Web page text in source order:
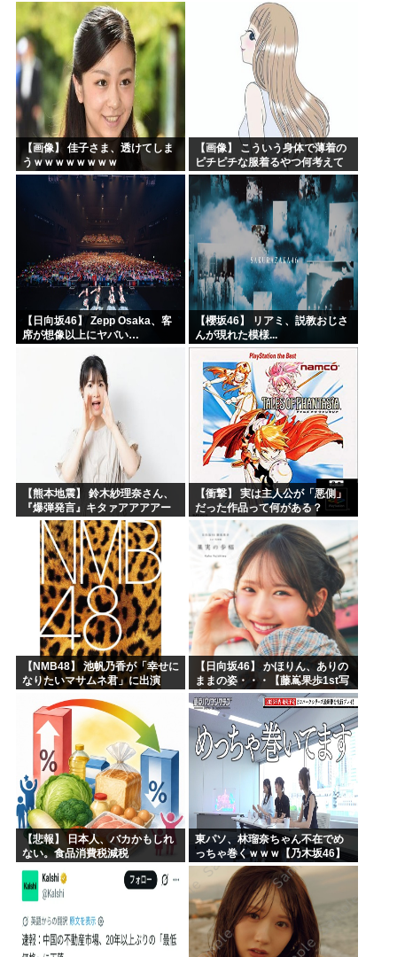
の収穫始まる。「米農家が生活
【画像】 佳子さま、透けてしま
うｗｗｗｗｗｗｗｗ
【画像】 こういう身体で薄着の
ピチピチな服着るやつ何考えて
るんだよ
【日向坂46】 Zepp Osaka、客
席が想像以上にヤバい…
【櫻坂46】 リアミ、説教おじさ
んが現れた模様...
【熊本地震】 鈴木紗理奈さん、
『爆弾発言』キタァアアアアー
ーーーーー！！
【衝撃】 実は主人公が「悪側」
だった作品って何がある？
【NMB48】 池帆乃香が「幸せに
なりたいマサムネ君」に出演
【日向坂46】 かほりん、ありの
ままの姿・・・【藤嶌果歩1st写
真集】
【悲報】 日本人、バカかもしれ
ない。食品消費税減税
賛成してしまう
東パソ、林瑠奈ちゃん不在でめ
っちゃ巻くｗｗｗ【乃木坂46】